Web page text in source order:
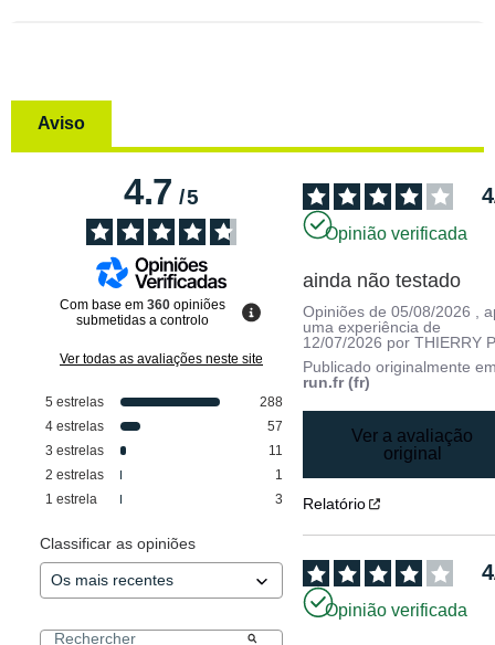
Aviso
4.7/5
Com base em 360 opiniões
submetidas a controlo
Ver todas as avaliações neste site
5 estrelas
288
4 estrelas
57
3 estrelas
11
2 estrelas
1
1 estrela 3
Classificar as opiniões
4
Opinião verificada
ainda não testado
Opiniões de05/08/2026
,
uma experiência de
12/07/2026 porTHIERRY
Publicado originalmente
run.fr (fr)
Ver a avaliação
original
Relatório
4
Opinião verificada